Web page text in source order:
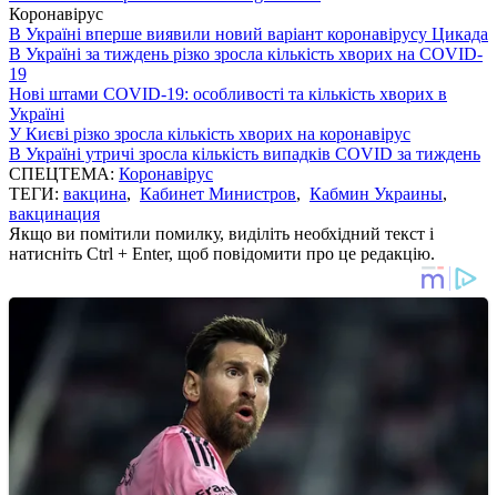
Коронавірус
В Україні вперше виявили новий варіант коронавірусу Цикада
В Україні за тиждень різко зросла кількість хворих на COVID-
19
Нові штами COVID-19: особливості та кількість хворих в
Україні
У Києві різко зросла кількість хворих на коронавірус
В Україні утричі зросла кількість випадків COVID за тиждень
СПЕЦТЕМА: Коронавірус
ТЕГИ: вакцина, Кабинет Министров, Кабмин Украины,
вакцинация
Якщо ви помітили помилку, виділіть необхідний текст і
натисніть Ctrl + Enter, щоб повідомити про це редакцію.